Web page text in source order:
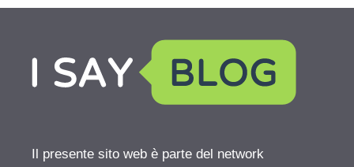
Il presente sito web è parte del network